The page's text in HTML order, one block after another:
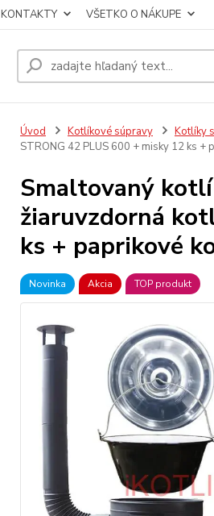
KONTAKTY VŠETKO O NÁKUPE
Úvod Kotlíkové súpravy Kotlíky
STRONG 42 PLUS 600 + misky 12 ks +
Smaltovaný
žiaruvzdorná
ks + paprikové
Novinka Akcia TOP produkt